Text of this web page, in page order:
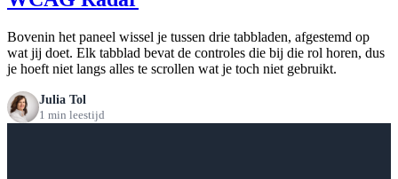
Bovenin het paneel wissel je tussen drie tabbladen, afgestemd op
wat jij doet. Elk tabblad bevat de controles die bij die rol horen, dus
je hoeft niet langs alles te scrollen wat je toch niet gebruikt.
Julia Tol
1 min leestijd